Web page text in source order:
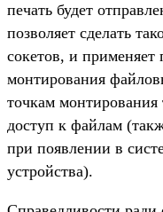
печать будет
позволяет сделать
сокетов, и применяет
монтирования
точкам
доступ к файлам
при появлении в
устройства).